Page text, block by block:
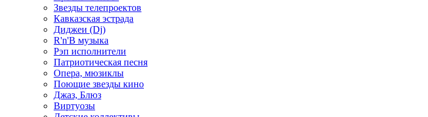
Звезды телепроектов
Кавказская эстрада
Диджеи (Dj)
R'n'B музыка
Рэп исполнители
Патриотическая песня
Опера, мюзиклы
Поющие звезды кино
Джаз, Блюз
Виртуозы